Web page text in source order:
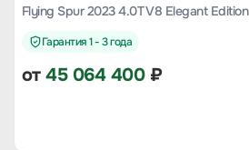
Flying Spur 2023 4.0T V8 Elegant Edition
Гарантия 1 - 3 года
от45 064 400₽